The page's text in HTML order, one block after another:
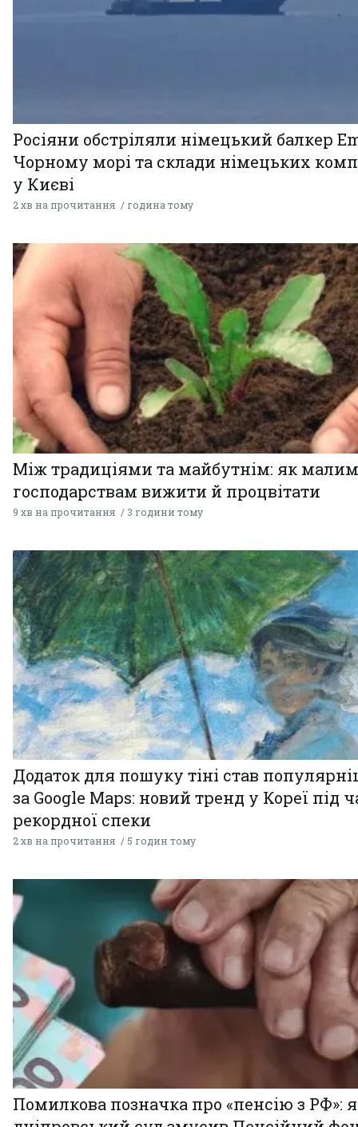
Росіяни обстріляли німецький балкер
Чорному морі та склади німецьких
у Києві
2 хв на прочитання година тому
Між традиціями та майбутнім: як малим
господарствам вижити й процвітати
9 хв на прочитання 3 години тому
Додаток для пошуку тіні став
за Google Maps: новий тренд у Кореї під
рекордної спеки
2 хв на прочитання 5 годин тому
Помилкова позначка про «пенсію з РФ»: